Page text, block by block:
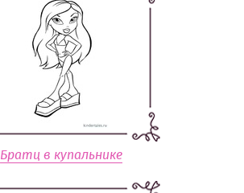
Братц в купальнике